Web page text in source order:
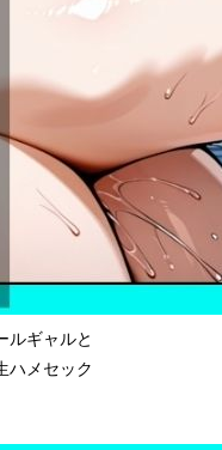
ルギャルと
ハメセック